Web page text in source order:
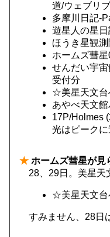
道/ウェブリ
多摩川日記-
遊星人の星
ほうき星観
ホームズ彗
せんだい宇
受付分
☆美星天文
あやべ天文館
17P/Holmes
光はピークに
★ ホームズ彗星が見
28、29日。美星天
☆美星天文
すみません、28日